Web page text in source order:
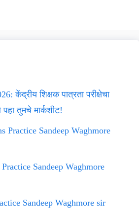
केंद्रीय शिक्षक पात्रता परीक्षेचा
तुमचे मार्कशीट!
Practice Sandeep Waghmore
Sandeep Waghmore
Sandeep Waghmore sir